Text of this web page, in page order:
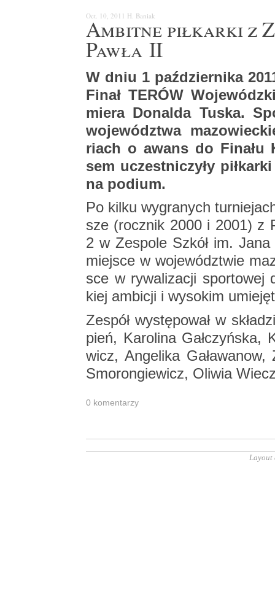
Oct. 10, 2011 H. Ba­niak
Am­bit­ne pił­kar­ki z
Pawła II
W dniu 1 paź­dzier­ni­ka
Finał TERÓW
mie­ra Do­nal­da Tuska.
wo­je­wódz­twa
riach o awans do Fi­na­łu
sem uczest­ni­czy­ły
na po­dium.
Po kilku wy­gra­nych
sze (rocz­nik 2000 i 2001) z
2 w Ze­spo­le Szkół im. Jana
miej­sce w wo­je­wódz­twie
sce w ry­wa­li­za­cji spor­to­wej
kiej am­bi­cji i wy­so­kim
Ze­spół wy­stę­po­wał w
pień, Ka­ro­li­na Gał­czyń­ska,
wicz, An­ge­li­ka
Smo­ron­gie­wicz, Oli­wia
0 ko­men­ta­rzy
Layout